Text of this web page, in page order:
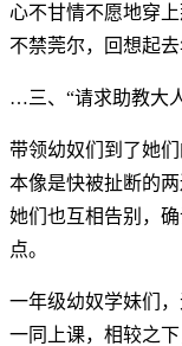
心不甘情不愿地穿
不禁莞尔，回想起
…三、“请求助教大
带领幼奴们到了她
本像是快被扯断的
她们也互相告别，
点。
一年级幼奴学妹们
一同上课，相较之